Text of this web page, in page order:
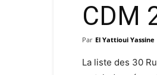
l
Atlas
CDM
Par El Yattioui Yassine
La liste des 30